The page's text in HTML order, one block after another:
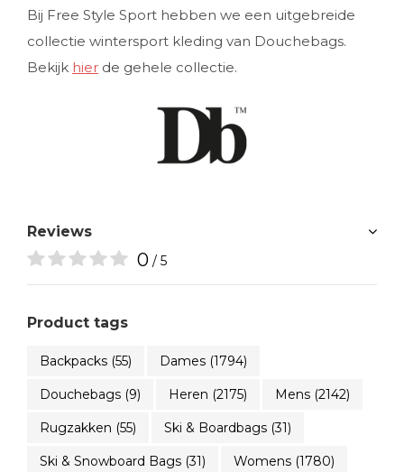
Bij Free Style Sport hebben we een uitgebreide
collectie wintersport kleding van Douchebags.
Bekijk hier de gehele collectie.
Reviews
0 / 5
Product tags
Backpacks (55) Dames (1794)
Douchebags (9) Heren (2175) Mens (2142)
Rugzakken (55) Ski & Boardbags (31)
Ski & Snowboard Bags (31) Womens (1780)